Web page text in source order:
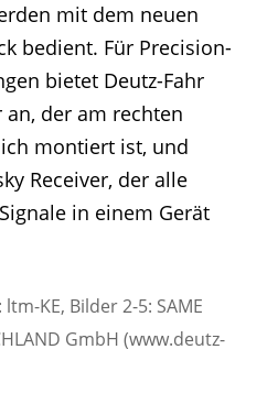
mit dem neuen
bedient. Für Precision-
bietet Deutz-Fahr
der am rechten
montiert ist, und
Receiver, der alle
in einem Gerät
KE, Bilder 2-5: SAME
GmbH (www.deutz-